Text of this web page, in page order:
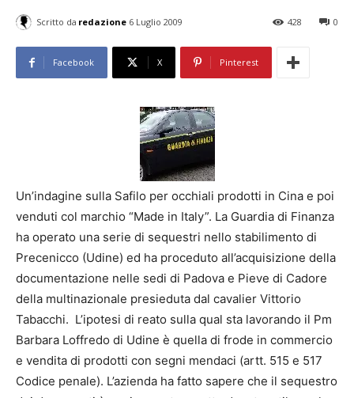
Scritto da redazione 6 Luglio 2009 0
428
Facebook X Pinterest
Un’indagine sulla Safilo per occhiali prodotti in Cina e poi
venduti col marchio “Made in Italy”. La Guardia di Finanza
ha operato una serie di sequestri nello stabilimento di
Precenicco (Udine) ed ha proceduto all’acquisizione della
documentazione nelle sedi di Padova e Pieve di Cadore
della multinazionale presieduta dal cavalier Vittorio
Tabacchi. L’ipotesi di reato sulla qual sta lavorando il Pm
Barbara Loffredo di Udine è quella di frode in commercio
e vendita di prodotti con segni mendaci (artt. 515 e 517
Codice penale). L’azienda ha fatto sapere che il sequestro